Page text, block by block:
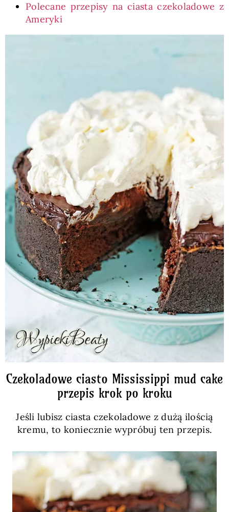
Polecane przepisy na ciasta czekoladowe z
Ameryki
Czekoladowe ciasto Mississippi mud cake
przepis krok po kroku
Jeśli lubisz ciasta czekoladowe z dużą ilością
kremu, to koniecznie wypróbuj ten przepis.